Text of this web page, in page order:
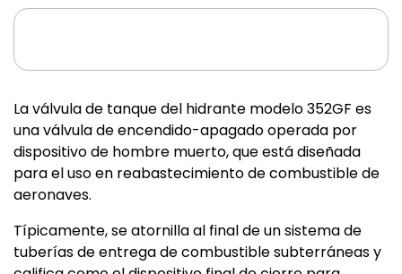
La válvula de tanque del hidrante modelo 352GF es
una válvula de encendido-apagado operada por
dispositivo de hombre muerto, que está diseñada
para el uso en reabastecimiento de combustible de
aeronaves.
Típicamente, se atornilla al final de un sistema de
tuberías de entrega de combustible subterráneas y